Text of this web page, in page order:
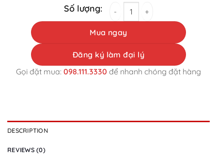
Kaigento Hokoen pills help prevent diabetes
Mua ngay
Đăng ký làm đại lý
Gọi đặt mua: 098.111.3330 để nhanh chóng đặt hàng
DESCRIPTION
REVIEWS (0)